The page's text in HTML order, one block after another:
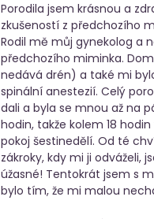
Porodila jsem krásnou a
zkušeností z předchozího
Rodil mě můj gynekolog a
předchozího miminka.
nedává drén) a také mi
spinální anestezií. Celý
dali a byla se mnou až na
hodin, takže kolem 18
pokoj šestinedělí. Od té
zákroky, kdy mi ji odváželi,
úžasné! Tentokrát jsem s
bylo tím, že mi malou